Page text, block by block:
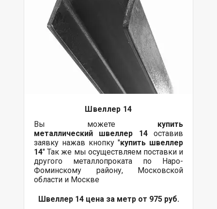
Швеллер 14
Вы можете купить
металлический швеллер 14оставив
заявку нажав кнопку "купить швеллер
14" Так же мы осуществляем поставки и
другого металлопроката по Наро-
Фоминскому району, Московской
области и Москве
Швеллер 14 цена за метр от 975 руб.